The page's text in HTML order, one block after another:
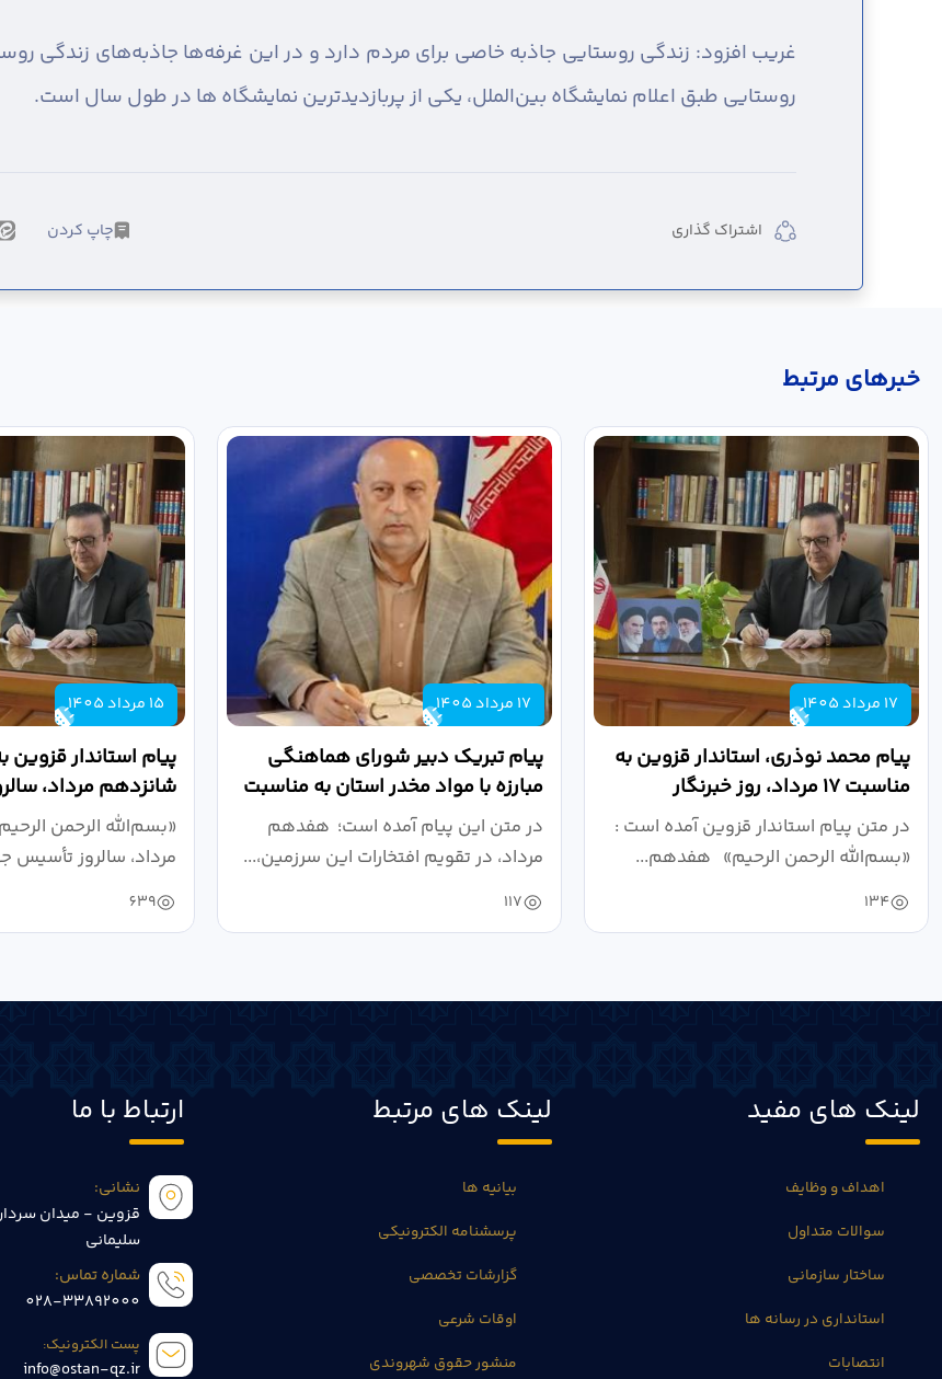
غریب افزود: زندگی روستایی جاذبه خاصی برای مردم دارد و در این غرفه‌ها جاذبه‌های زندگی
روستایی طبق اعلام نمایشگاه بین‌الملل، یکی از پربازدیدترین نمایشگاه ها در طول سال است.
اشتراک گذاری چاپ کردن
خبر‌های مرتبط
17 مرداد 1405
پیام محمد نوذری، استاندار قزوین به
مناسبت ۱۷ مرداد، روز خبرنگار
در متن پیام استاندار قزوین آمده است :
«بسم‌الله الرحمن الرحیم» هفدهم...
134
17 مرداد 1405
پیام تبریک دبیر شورای هماهنگی
مبارزه با مواد مخدر استان به مناسبت
روز خبرنگار...
در متن این پیام آمده است؛ هفدهم
مرداد، در تقویم افتخارات این سرزمین،...
117
15 مرداد 1405
پیام استاندار
شانزدهم مرداد،
دانشگاهی
«بسم‌الله الرحمن
مرداد، سالروز تأسیس
639
لینک های مفید
اهداف و وظایف
سوالات متداول
ساختار سازمانی
استانداری در رسانه ها
انتصابات
لینک های مرتبط
بیانیه ها
پرسشنامه الکترونیکی
گزارشات تخصصی
اوقات شرعی
منشور حقوق شهروندی
ارتباط با ما
نشانی:
قزوین - میدان
سلیمانی
شماره تماس:
028-33892000
پست الکترونیک:
info@ostan-qz.ir